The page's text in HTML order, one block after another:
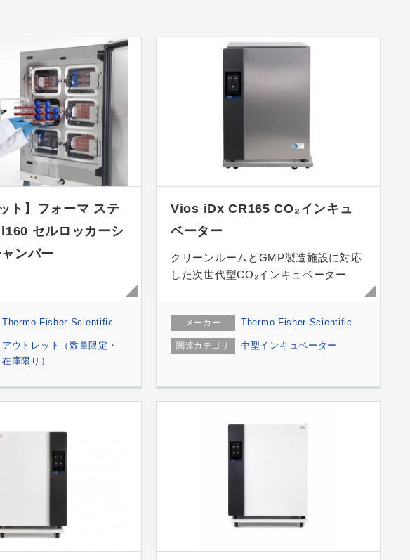
ト】フォーマ ステ
セルロッカーシ
ンバー
Thermo Fisher Scientific
アウトレット（数量限定・
在庫限り）
Vios iDx CR165 CO₂インキュ
ベーター
クリーンルームとGMP製造施設に対応
した次世代型CO₂インキュベーター
メーカー Thermo Fisher Scientific
関連カテゴリ 中型インキュベーター